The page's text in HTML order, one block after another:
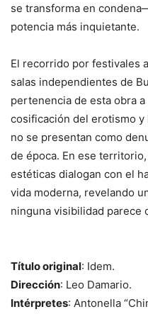
se transforma en
potencia más inquietante.
El recorrido por festivales
salas independientes de
pertenencia de esta obra
cosificación del erotismo
no se presentan como
de época. En ese
estéticas dialogan con el
vida moderna, revelando
ninguna visibilidad parece
Título original: Idem.
Dirección: Leo Damario.
Intérpretes: Antonella